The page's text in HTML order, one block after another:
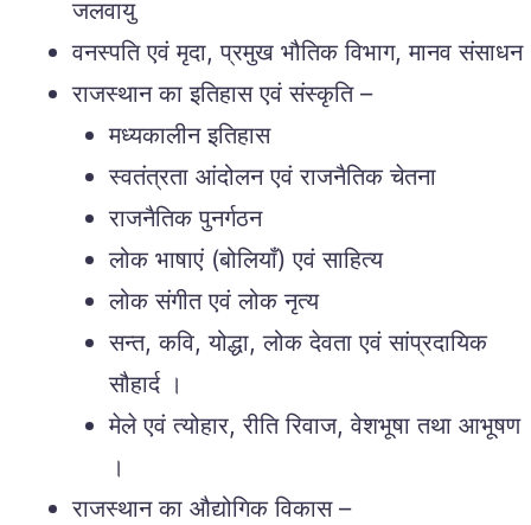
जलवायु
वनस्पति एवं मृदा, प्रमुख भौतिक विभाग, मानव संसाधन
राजस्थान का इतिहास एवं संस्कृति –
मध्यकालीन इतिहास
स्वतंत्रता आंदोलन एवं राजनैतिक चेतना
राजनैतिक पुनर्गठन
लोक भाषाएं (बोलियाँ) एवं साहित्य
लोक संगीत एवं लोक नृत्य
सन्त, कवि, योद्धा, लोक देवता एवं सांप्रदायिक
सौहार्द ।
मेले एवं त्योहार, रीति रिवाज, वेशभूषा तथा आभूषण
।
राजस्थान का औद्योगिक विकास –